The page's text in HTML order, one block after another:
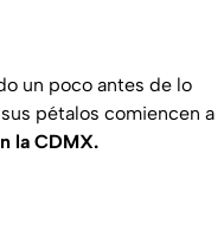
un poco antes de lo
pétalos comiencen a
la CDMX.